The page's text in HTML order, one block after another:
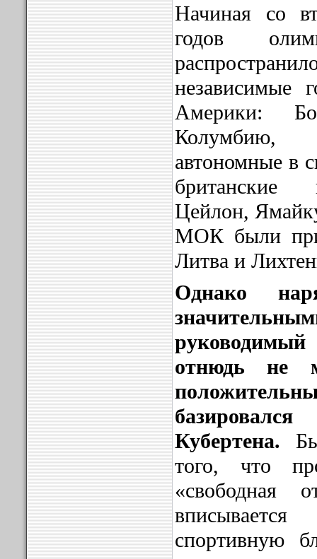
Начиная со
годов
независимые
Америки:
Колумбию,
автономные в
британские
Цейлон,
МОК были
Литва и
Однако
отнюдь не
Кубертена.
того, что
«свободная
спортивную